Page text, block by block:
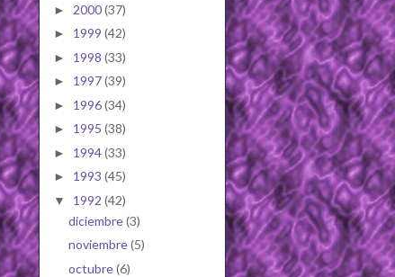
► 2000(37)
► 1999 (42)
► 1998 (33)
► 1997(39)
► 1996(34)
► 1995 (38)
► 1994(33)
► 1993 (45)
▼ 1992 (42)
diciembre(3)
noviembre(5)
octubre(6)